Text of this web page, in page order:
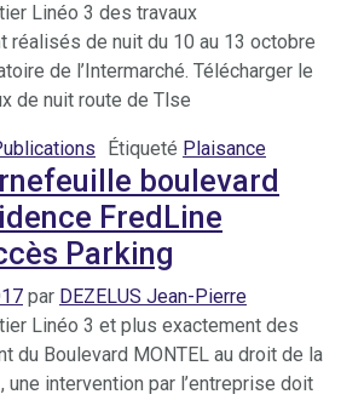
Linéo 3 des travaux
réalisés de nuit du 10 au 13 octobre
de l’Intermarché. Télécharger le
de nuit route de Tlse
Étiqueté Plaisance
boulevard
FredLine
Parking
par DEZELUS Jean-Pierre
Linéo 3 et plus exactement des
du Boulevard MONTEL au droit de la
une intervention par l’entreprise doit